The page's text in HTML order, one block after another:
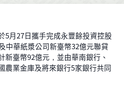
月27日攜手完成永豐餘投資控股
中華紙漿公司新臺幣32億元聯貸
新臺幣92億元，並由華南銀行、
農業金庫及將來銀行5家銀行共同